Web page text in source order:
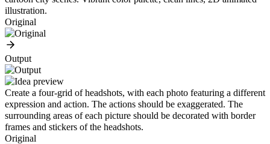
illustration.
Original
Output
Create a four-grid of headshots, with each photo featuring a different
expression and action. The actions should be exaggerated. The
surrounding areas of each picture should be decorated with border
frames and stickers of the headshots.
Original